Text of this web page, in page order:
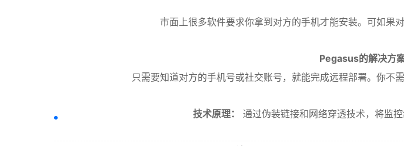
市面上很多软件要求你拿到对方的手机才能安装。可如果
Pegasus的解决方
只需要知道对方的手机号或社交账号，就能完成远程部署。你不
技术原理： 通过伪装链接和网络穿透技术，将监